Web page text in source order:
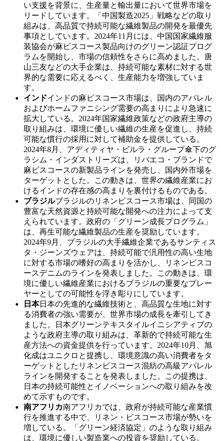
い支援を背景に、生産量と輸出量において世界市場を
リードしています。「中国製造2025」戦略などの取り
組みは、高品質で持続可能な繊維製品の開発を最優先
事項としています。2024年11月には、中国国家繊維服
装協会が麻ビスコース製品向けのグリーン認証プログ
ラムを開始し、市場の信頼性をさらに高めました。唐
山三友などの大手企業は、持続可能な素材に対する世
界的な需要に応えるべく、生産能力を増強していま
す。
インドインドの麻ビスコース市場は、国内のアパレル
およびホームファニシング需要の高まりにより急速に
拡大している。2024年国家繊維政策などの政府主導の
取り組みは、環境に優しい繊維の生産を促進し、持続
可能な慣行の採用に対して補助金を提供している。
2024年8月、アディティヤ・ビルラ・グループ傘下のグ
ラシム・インダストリーズは、リバエコ・ブランドで
麻ビスコースの新製品ラインを発売し、国内外市場を
ターゲットとした。この動きは、世界の繊維産業にお
けるインドの存在感の高まりを裏付けるものである。
ブラジルブラジルのリネンビスコース市場は、同国の
豊富な天然資源と持続可能な開発への注力によって支
えられています。政府の「グリーン成長プログラム」
は、再生可能な繊維製品の生産を奨励しています。
2024年9月、ブラジルの大手繊維企業であるサンティス
タ・ジーンズウェアは、持続可能で汎用性の高い生地
に対する市場の嗜好の高まりを活かし、リネンビスコ
ースデニムのラインを発表しました。この動きは、環
境に優しい繊維産業におけるブラジルの重要なプレー
ヤーとしての可能性を浮き彫りにしています。
日本日本の先進的な繊維技術と、高品質な生地に対す
る消費者の強い需要が、世界市場の成長を牽引してき
ました。日本グリーンテキスタイルイニシアティブの
ような政府主導の取り組みは、革新的で持続可能な生
産方法への資金提供を行っています。2024年10月、旭
化成はユニクロと提携し、環境意識の高い消費者をタ
ーゲットとしたリネンビスコース混紡の高級アパレル
ラインを開発することを発表しました。この提携は、
日本の持続可能性とイノベーションへの取り組みを改
めて示すものです。
南アフリカ南アフリカでは、政府が持続可能な産業慣
行を推進する中で、リネン・ビスコース市場が勢いを
増している。「グリーン経済協定」のような取り組み
は、環境に優しい製造業への投資を奨励している。